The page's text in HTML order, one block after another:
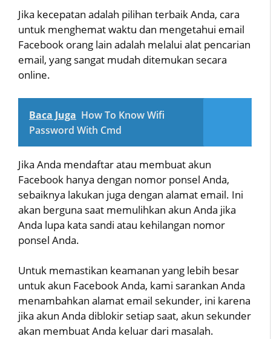
Jika kecepatan adalah pilihan terbaik Anda, cara
untuk menghemat waktu dan mengetahui email
Facebook orang lain adalah melalui alat pencarian
email, yang sangat mudah ditemukan secara
online.
Baca Juga How To Know Wifi
Password With Cmd
Jika Anda mendaftar atau membuat akun
Facebook hanya dengan nomor ponsel Anda,
sebaiknya lakukan juga dengan alamat email. Ini
akan berguna saat memulihkan akun Anda jika
Anda lupa kata sandi atau kehilangan nomor
ponsel Anda.
Untuk memastikan keamanan yang lebih besar
untuk akun Facebook Anda, kami sarankan Anda
menambahkan alamat email sekunder, ini karena
jika akun Anda diblokir setiap saat, akun sekunder
akan membuat Anda keluar dari masalah.